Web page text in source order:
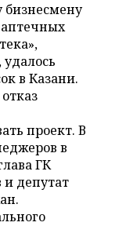
бизнесмену
аптечных
удалось
в Казани.
проект. В
в
ГК
депутат